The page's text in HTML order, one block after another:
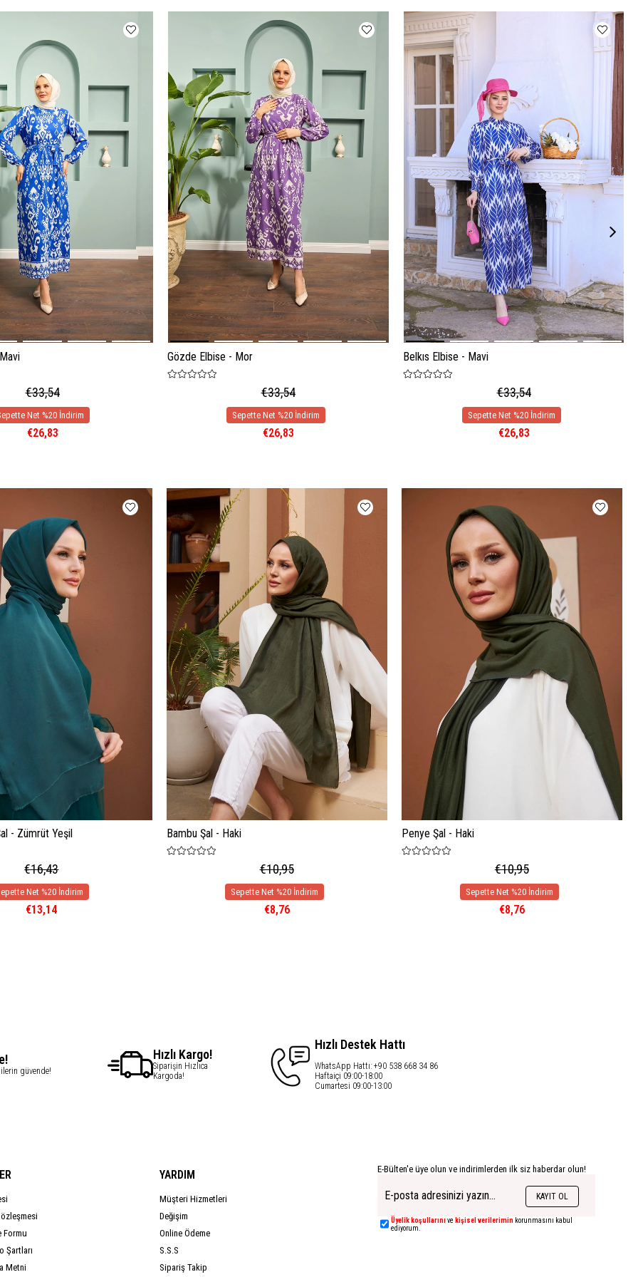
€33,54
€26,83
Gözde Elbise - Mor
€33,54
€26,83
Belkıs Elbise - Mavi
€33,54
€26,83
- Zümrüt Yeşil
€16,43
€13,14
Bambu Şal - Haki
€10,95
€8,76
Penye Şal - Haki
€10,95
€8,76
güvende!
Hızlı Kargo!
Siparişin Hızlıca
Kargoda!
Hızlı Destek Hattı
WhatsApp Hattı: +90 538 668 34 86
Haftaiçi 09:00-18:00
Cumartesi 09:00-13:00
Formu
Şartları
Metni
YARDIM
Müşteri Hizmetleri
Değişim
Online Ödeme
S.S.S
Sipariş Takip
E-Bülten'e üye olun ve indirimlerden ilk siz haberdar olun!
KAYIT OL
Üyelik koşullarınıve kişisel verilerimin korunmasını kabul
ediyorum.